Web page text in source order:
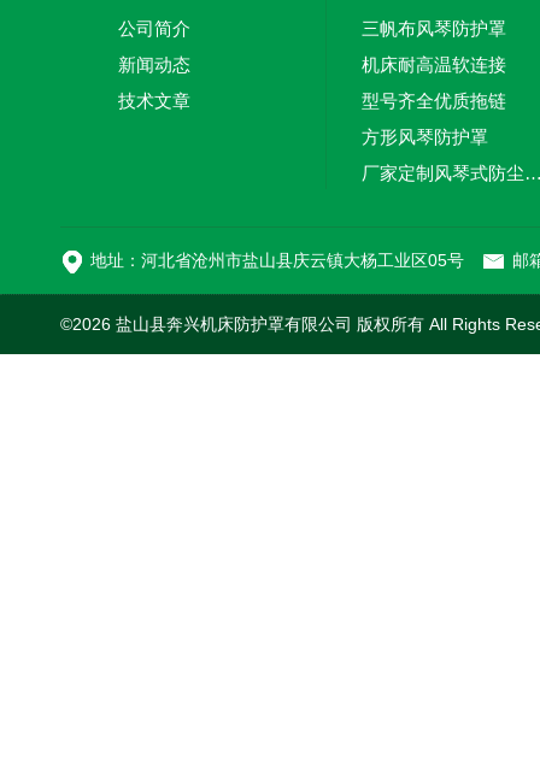
公司简介
新闻动态
技术文章
三帆布风琴防护罩
机床耐高温软连接
型号齐全优质拖链
方形风琴防护罩
厂家定制风琴式
地址：河北省沧州市盐山县庆云镇大杨工业区05号 邮
©2026 盐山县奔兴机床防护罩有限公司 版权所有 All Rights